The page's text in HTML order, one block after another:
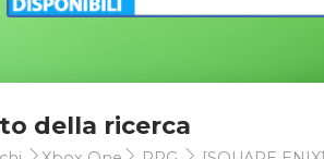
della ricerca